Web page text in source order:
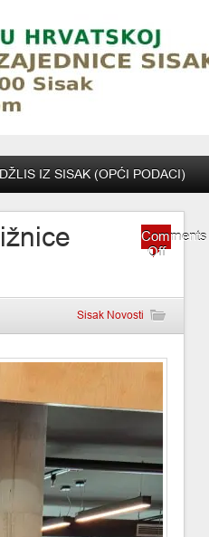
IZ SISAK (OPĆI PODACI)
Comments
Offon
Narodne
knjižnice
Sisak
Sisak Novosti